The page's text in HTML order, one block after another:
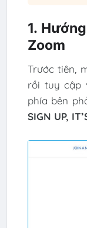
1.
Zoom
Trước tiên,
rồi tuy cập
phía bên
SIGN UP,